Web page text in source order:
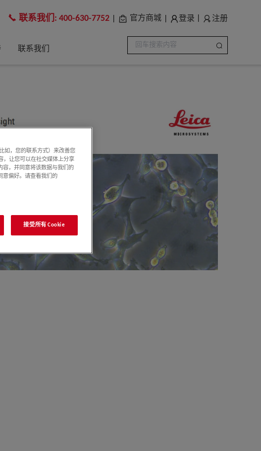
联系我们: 400-630-7752 官方商城 登录 注册
联系我们
如，您的联系方式）来改善您
，让您可以在社交媒体上分享
容，并同意将该数据与我们的
意偏好。请查看我们的
接受所有 Cookie